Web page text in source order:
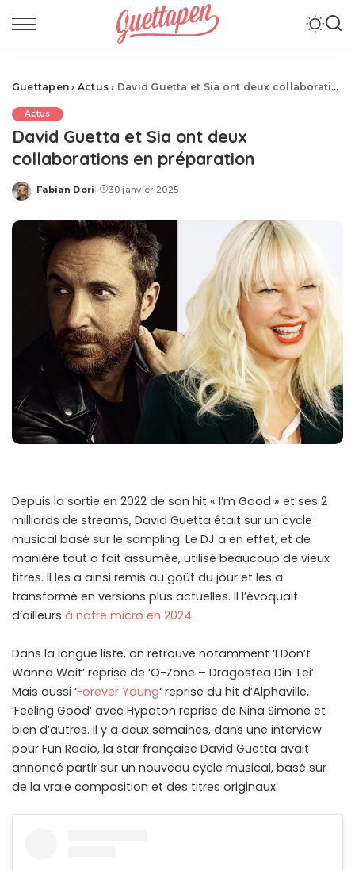
Guettapen › Actus › David Guetta et Sia ont deux collaborations en préparation
Actus
David Guetta et Sia ont deux
collaborations en préparation
Posted
Fabian Dori 30 janvier 2025
Depuis la sortie en 2022 de son hit « I’m Good » et ses 2
milliards de streams, David Guetta était sur un cycle
musical basé sur le sampling. Le DJ a en effet, et de
manière tout a fait assumée, utilisé beaucoup de vieux
titres. Il les a ainsi remis au goût du jour et les a
transformé en versions plus actuelles. Il l’évoquait
d’ailleurs à notre micro en 2024.
Dans la longue liste, on retrouve notamment ‘I Don’t
Wanna Wait’ reprise de ‘O-Zone – Dragostea Din Tei’.
Mais aussi ‘Forever Young‘ reprise du hit d’Alphaville,
‘Feeling Good’ avec Hypaton reprise de Nina Simone et
bien d’autres. Il y a deux semaines, dans une interview
pour Fun Radio, la star française David Guetta avait
annoncé partir sur un nouveau cycle musical, basé sur
de la vraie composition et des titres originaux.